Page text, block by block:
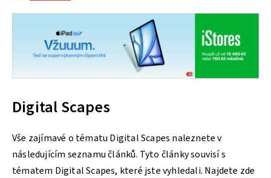
Digital Scapes
Vše zajímavé o tématu Digital Scapes naleznete v
následujícím seznamu článků. Tyto články souvisí s
tématem Digital Scapes, které jste vyhledali. Najdete zde